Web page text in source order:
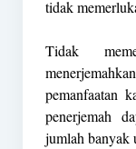
tidak
Tidak
pemanfaatan
penerjemah
jumlah banyak